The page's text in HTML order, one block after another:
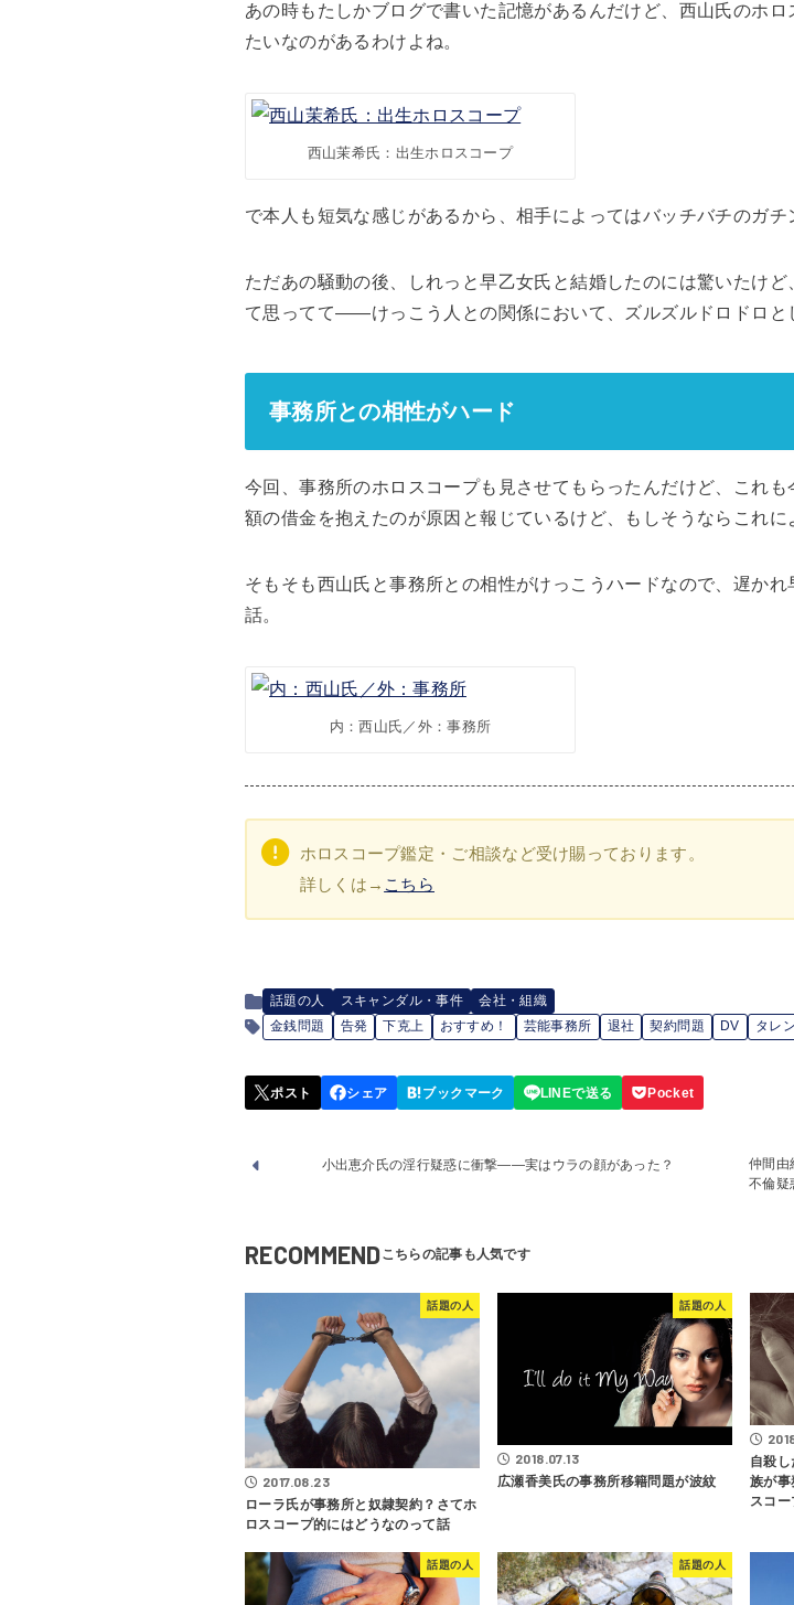
あの時もたしかブログで書いた記憶があるんだけど、西山氏のホ
たいなのがあるわけよね。
西山茉希氏：出生ホロスコープ
で本人も短気な感じがあるから、相手によってはバッチバチのガチ
ただあの騒動の後、しれっと早乙女氏と結婚したのには驚いたけ
て思ってて――けっこう人との関係において、ズルズルドロドロと
事務所との相性がハード
今回、事務所のホロスコープも見させてもらったんだけど、これ
額の借金を抱えたのが原因と報じているけど、もしそうならこれ
そもそも西山氏と事務所との相性がけっこうハードなので、遅か
話。
内：西山氏／外：事務所
ホロスコープ鑑定・ご相談など受け賜っております。
詳しくは→ こちら
話題の人 スキャンダル・事件
会社・組織
金銭問題
告発 下克上 おすすめ！ 芸能事務所 退社 契約問題 DV タレ
小出恵介氏の淫行疑惑に衝撃――実はウラの顔があった？
仲間由
不倫疑
RECOMMEND
話題の人
2017.08.23
ローラ氏が事務所と奴隷契約？さてホ
ロスコープ的にはどうなのって話
話題の人
2018.07.13
広瀬香美氏の事務所移籍問題が波紋
自殺
族が
スコ
話題の人 話題の人